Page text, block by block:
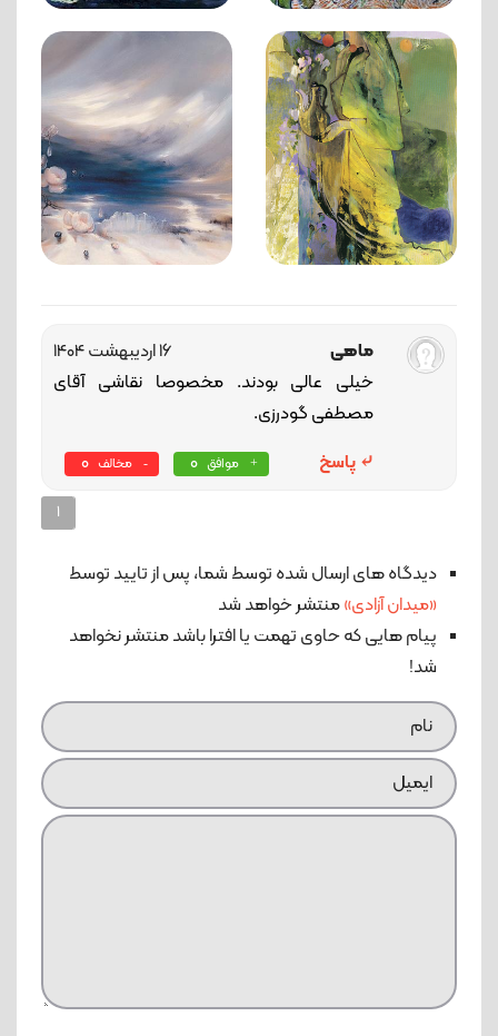
ماهی
16 اردیبهشت 1404
خیلی عالی بودند. مخصوصا نقاشی آقای
مصطفی گودرزی.
پاسخ
موافق 0 مخالف 0
1
دیدگاه های ارسال شده توسط شما، پس از تایید توسط
«میدان آزادی»منتشر خواهد شد
پیام هایی که حاوی تهمت یا افترا باشد منتشر نخواهد
شد!